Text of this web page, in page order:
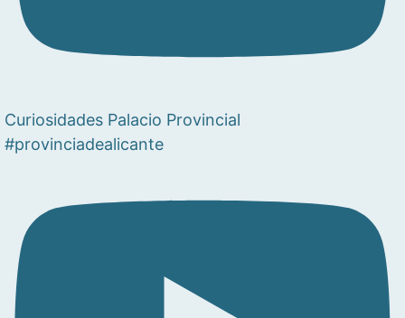
Curiosidades Palacio Provincial
#provinciadealicante